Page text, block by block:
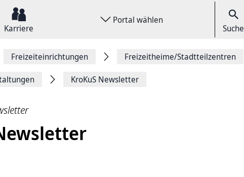
Karriere
Portal wählen
Suche
Freizeiteinrichtungen Freizeitheime/Stadtteilzentren
KroKuS Newsletter